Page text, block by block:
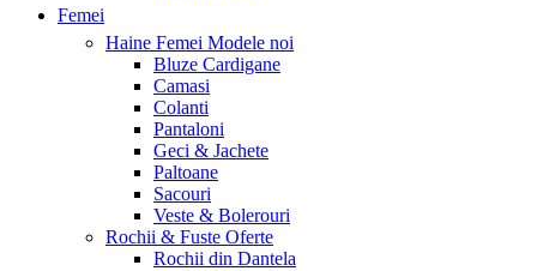
Femei
Haine Femei Modele noi
Bluze Cardigane
Camasi
Colanti
Pantaloni
Geci & Jachete
Paltoane
Sacouri
Veste & Bolerouri
Rochii & Fuste Oferte
Rochii din Dantela